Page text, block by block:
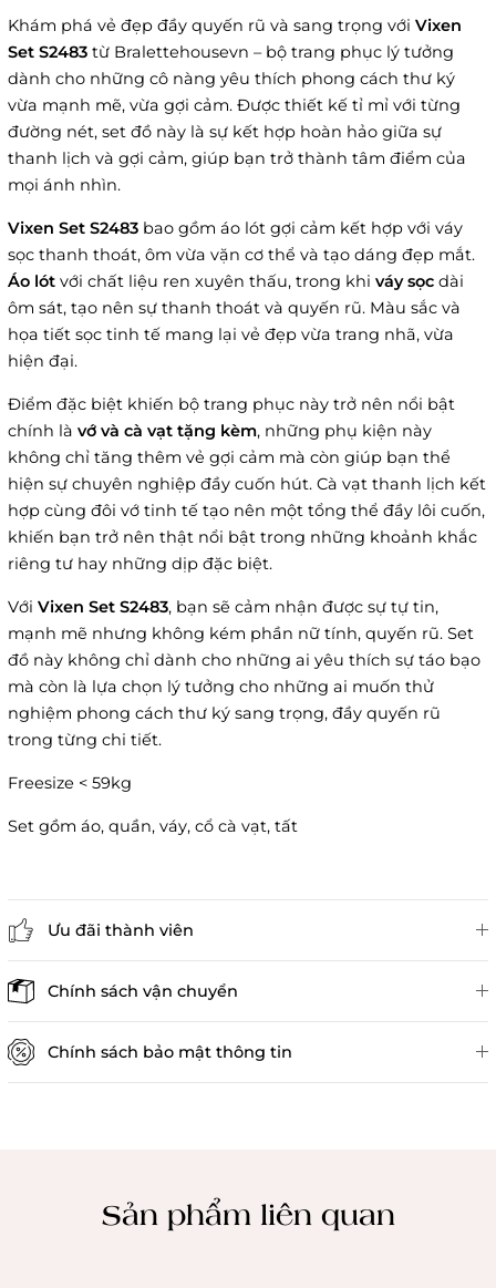
Khám phá vẻ đẹp đầy quyến rũ và sang trọng với Vixen
Set S2483 từ Bralettehousevn – bộ trang phục lý tưởng
dành cho những cô nàng yêu thích phong cách thư ký
vừa mạnh mẽ, vừa gợi cảm. Được thiết kế tỉ mỉ với từng
đường nét, set đồ này là sự kết hợp hoàn hảo giữa sự
thanh lịch và gợi cảm, giúp bạn trở thành tâm điểm của
mọi ánh nhìn.
Vixen Set S2483 bao gồm áo lót gợi cảm kết hợp với váy
sọc thanh thoát, ôm vừa vặn cơ thể và tạo dáng đẹp mắt.
Áo lót với chất liệu ren xuyên thấu, trong khi váy sọc dài
ôm sát, tạo nên sự thanh thoát và quyến rũ. Màu sắc và
họa tiết sọc tinh tế mang lại vẻ đẹp vừa trang nhã, vừa
hiện đại.
Điểm đặc biệt khiến bộ trang phục này trở nên nổi bật
chính là vớ và cà vạt tặng kèm, những phụ kiện này
không chỉ tăng thêm vẻ gợi cảm mà còn giúp bạn thể
hiện sự chuyên nghiệp đầy cuốn hút. Cà vạt thanh lịch kết
hợp cùng đôi vớ tinh tế tạo nên một tổng thể đầy lôi cuốn,
khiến bạn trở nên thật nổi bật trong những khoảnh khắc
riêng tư hay những dịp đặc biệt.
Với Vixen Set S2483, bạn sẽ cảm nhận được sự tự tin,
mạnh mẽ nhưng không kém phần nữ tính, quyến rũ. Set
đồ này không chỉ dành cho những ai yêu thích sự táo bạo
mà còn là lựa chọn lý tưởng cho những ai muốn thử
nghiệm phong cách thư ký sang trọng, đầy quyến rũ
trong từng chi tiết.
Freesize < 59kg
Set gồm áo, quần, váy, cổ cà vạt, tất
Ưu đãi thành viên
Chính sách vận chuyển
Chính sách bảo mật thông tin
Sản phẩm liên quan